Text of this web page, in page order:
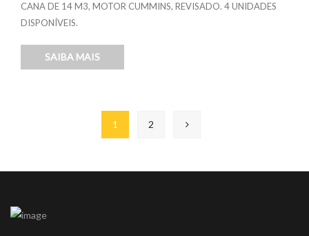
CANA DE 14 M3, MOTOR CUMMINS, REVISADO. 4 UNIDADES
DISPONÍVEIS.
SAIBA MAIS
1 2